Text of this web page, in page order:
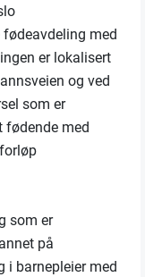
med
er lokalisert
og ved
som er
fødende med
som er
på
i barnepleier med